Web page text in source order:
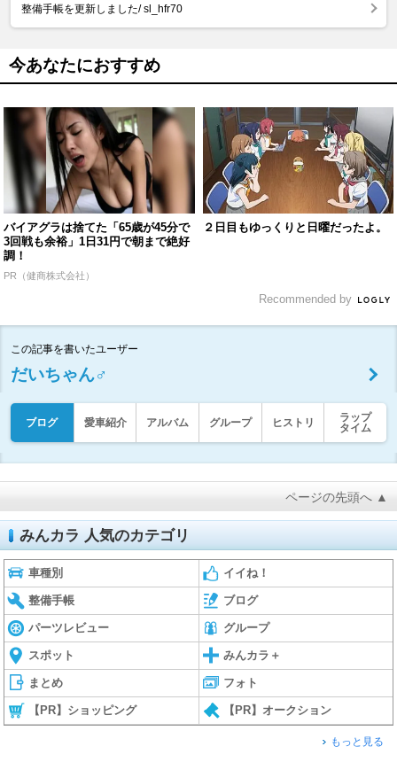
整備手帳を更新しました/ sl_hfr70
今あなたにおすすめ
バイアグラは捨てた「65歳が45分で
3回戦も余裕」1日31円で朝まで絶好
調！
PR（健商株式会社）
２日目もゆっくりと日曜だったよ。
Recommended by
この記事を書いたユーザー
だいちゃん♂
ブログ 愛車紹介 アルバム グループ ヒストリ
ラップ
タイム
ページの先頭へ ▲
みんカラ 人気のカテゴリ
車種別 イイね！
整備手帳 ブログ
パーツレビュー グループ
スポット みんカラ＋
まとめ フォト
【PR】ショッピング 【PR】オークション
もっと見る